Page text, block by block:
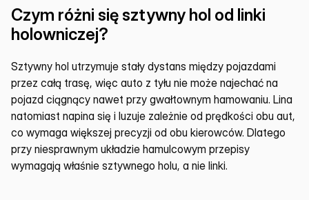
Czym różni się sztywny hol od linki
holowniczej?
Sztywny hol utrzymuje stały dystans między pojazdami
przez całą trasę, więc auto z tyłu nie może najechać na
pojazd ciągnący nawet przy gwałtownym hamowaniu. Lina
natomiast napina się i luzuje zależnie od prędkości obu aut,
co wymaga większej precyzji od obu kierowców. Dlatego
przy niesprawnym układzie hamulcowym przepisy
wymagają właśnie sztywnego holu, a nie linki.